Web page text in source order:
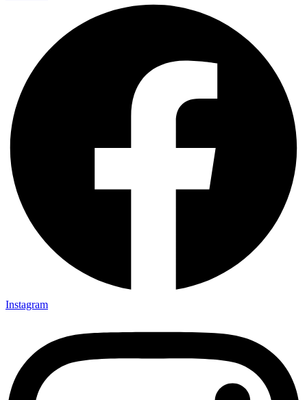
Instagram